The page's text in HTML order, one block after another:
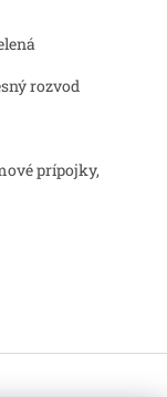
rozvod
prípojky,